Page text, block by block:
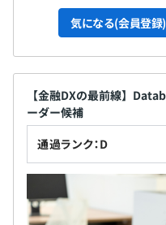
気になる(会員登録)
【金融DXの最前線】
ーダー候補
通過ランク：D